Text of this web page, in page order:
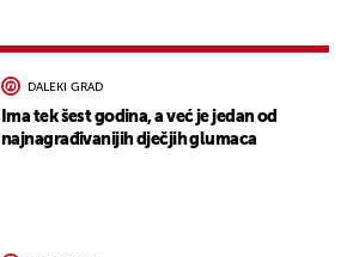
DALEKI GRAD
Ima tek šest godina, a već je jedan od
najnagrađivanijih dječjih glumaca